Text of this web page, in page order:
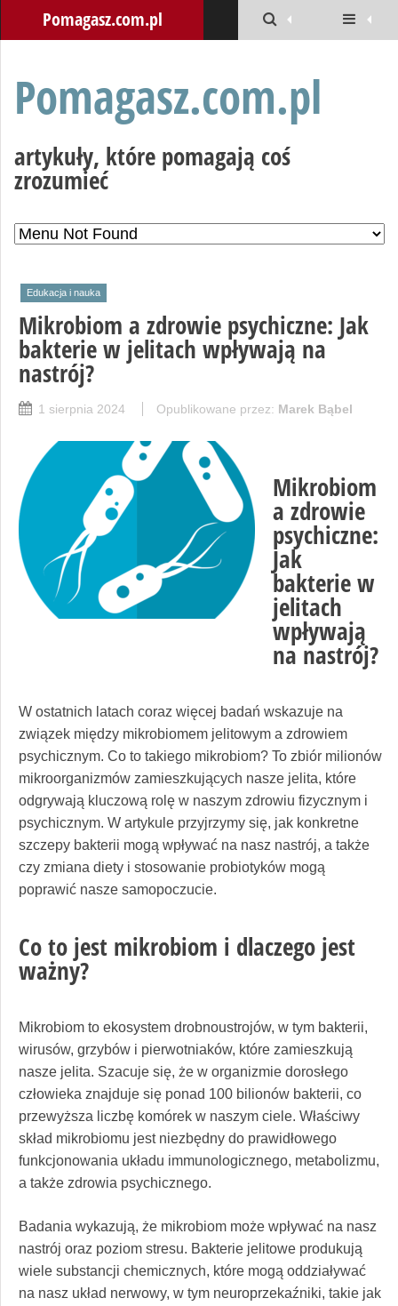
Pomagasz.com.pl
Pomagasz.com.pl
artykuły, które pomagają coś
zrozumieć
Edukacja i nauka
Mikrobiom a zdrowie psychiczne: Jak
bakterie w jelitach wpływają na
nastrój?
1 sierpnia 2024 Opublikowane przez: Marek Bąbel
Mikrobiom
a zdrowie
psychiczne:
Jak
bakterie w
jelitach
wpływają
na nastrój?
W ostatnich latach coraz więcej badań wskazuje na
związek między mikrobiomem jelitowym a zdrowiem
psychicznym. Co to takiego mikrobiom? To zbiór milionów
mikroorganizmów zamieszkujących nasze jelita, które
odgrywają kluczową rolę w naszym zdrowiu fizycznym i
psychicznym. W artykule przyjrzymy się, jak konkretne
szczepy bakterii mogą wpływać na nasz nastrój, a także
czy zmiana diety i stosowanie probiotyków mogą
poprawić nasze samopoczucie.
Co to jest mikrobiom i dlaczego jest
ważny?
Mikrobiom to ekosystem drobnoustrojów, w tym bakterii,
wirusów, grzybów i pierwotniaków, które zamieszkują
nasze jelita. Szacuje się, że w organizmie dorosłego
człowieka znajduje się ponad 100 bilionów bakterii, co
przewyższa liczbę komórek w naszym ciele. Właściwy
skład mikrobiomu jest niezbędny do prawidłowego
funkcjonowania układu immunologicznego, metabolizmu,
a także zdrowia psychicznego.
Badania wykazują, że mikrobiom może wpływać na nasz
nastrój oraz poziom stresu. Bakterie jelitowe produkują
wiele substancji chemicznych, które mogą oddziaływać
na nasz układ nerwowy, w tym neuroprzekaźniki, takie jak